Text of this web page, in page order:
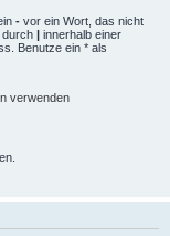
- vor ein Wort, das nicht
durch
innerhalb einer
Benutze ein * als
verwenden